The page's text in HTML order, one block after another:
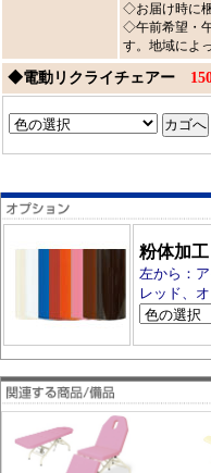
◇お届け時に
◇午前希望・
す。地域によ
◆電動リクライチェアー
粉体加
左から：
レッド、